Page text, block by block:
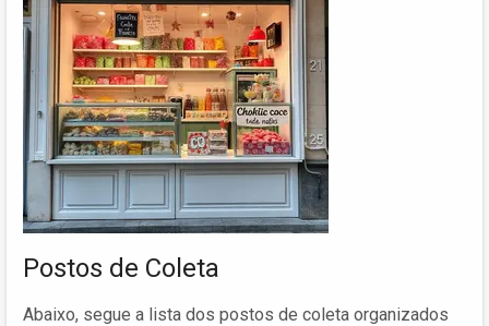
Postos de Coleta
Abaixo, segue a lista dos postos de coleta organizados